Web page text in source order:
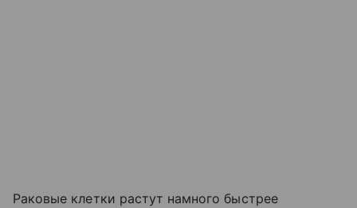
Раковые клетки растут намного быстрее